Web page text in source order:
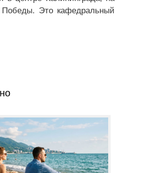
Это кафедральный